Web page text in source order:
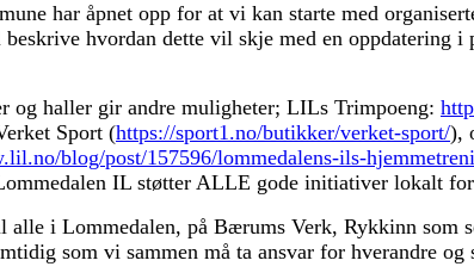
har åpnet opp for at vi kan starte med
hvordan dette vil skje med en oppdatering
og haller gir andre muligheter; LILs Trimpoeng:
Sport (https://sport1.no/butikker/verket-sport/),
blog/post/157596/lommedalens-ils-
IL støtter ALLE gode initiativer lokalt
alle i Lommedalen, på Bærums Verk, Rykkinn
som vi sammen må ta ansvar for hverandre og